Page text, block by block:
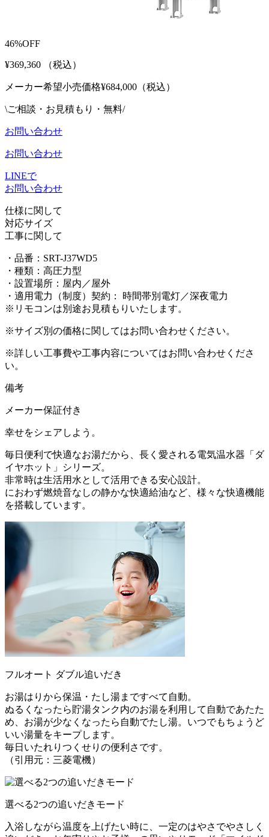
46%OFF
¥369,360 （税込）
メーカー希望小売価格¥684,000（税込）
\ご相談・お見積もり・無料/
お問い合わせ
お問い合わせ
LINEで
お問い合わせ
仕様に関して
対応サイズ
工事に関して
・品番： SRT-J37WD5
・種類： 高圧力型
・設置場所： 屋内／屋外
・適用電力（制度）契約： 時間帯別電灯／深夜電力
※リモコンは別途お見積もりいたします。
※サイズ別の価格に関してはお問い合わせください。
※詳しい工事費や工事内容についてはお問い合わせくださ
い。
備考
メーカー保証付き
幸せをシェアしよう。
毎日便利で快適なお湯だから、長く愛される電気温水器「ダ
イヤホット」シリーズ。
非常時は生活用水として活用できる安心設計。
におわず燃焼音なしの静かな快適給油など、様々な快適機能
を搭載しています。
フルオート ダブル追いだき
お湯はりから保温・たし湯まですべて自動。
ぬるくなったら貯湯タンク内のお湯を利用して自動であたた
め、お湯が少なくなったら自動でたし湯。いつでもちょうど
いい湯量をキープします。
毎日いたれりつくせりの便利さです。
（引用元：三菱電機）
選べる2つの追いだきモード
入浴しながら温度を上げたい時に、一定のはやさでやさしく